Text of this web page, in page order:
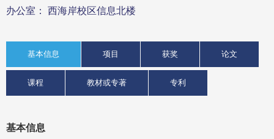
办公室： 西海岸校区信息北楼
基本信息 项目 获奖 论文
课程 教材或专著 专利
基本信息